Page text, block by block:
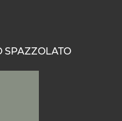
SPAZZOLATO